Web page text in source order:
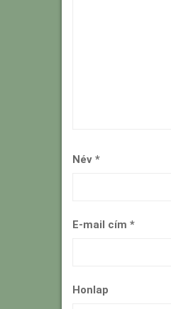
Név *
E-mail cím *
Honlap